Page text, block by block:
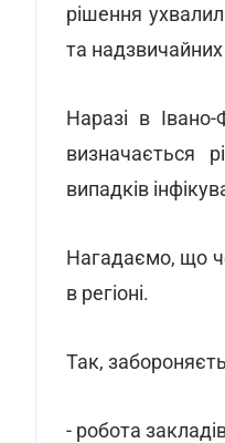
рішення
та надзвичайних
Наразі в Івано-
визначається
випадків
Нагадаємо, що
в регіоні.
Так,
- робота